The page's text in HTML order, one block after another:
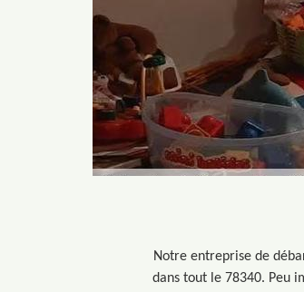
Notre entreprise de
dans tout le 78340. Peu